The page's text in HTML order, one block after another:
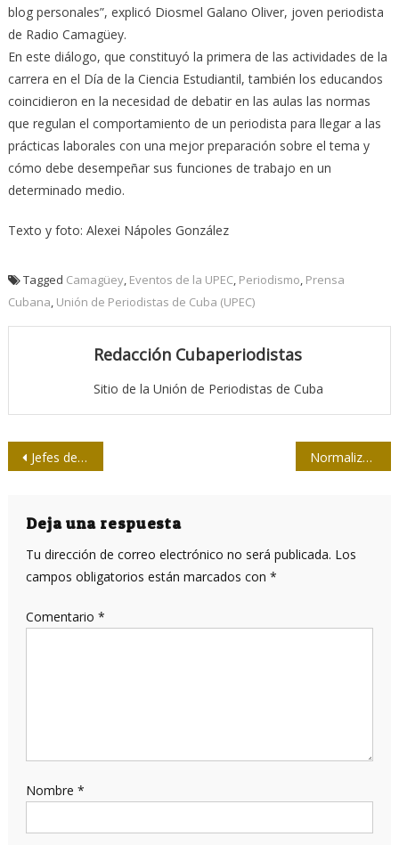
blog personales”, explicó Diosmel Galano Oliver, joven periodista
de Radio Camagüey.
En este diálogo, que constituyó la primera de las actividades de la
carrera en el Día de la Ciencia Estudiantil, también los educandos
coincidieron en la necesidad de debatir en las aulas las normas
que regulan el comportamiento de un periodista para llegar a las
prácticas laborales con una mejor preparación sobre el tema y
cómo debe desempeñar sus funciones de trabajo en un
determinado medio.
Texto y foto: Alexei Nápoles González
Tagged Camagüey, Eventos de la UPEC, Periodismo, Prensa
Cubana, Unión de Periodistas de Cuba (UPEC)
Redacción Cubaperiodistas
Sitio de la Unión de Periodistas de Cuba
Navegación
entradas
Jefes de buró Normalizar no es sinónimo de bloquear
Deja una respuesta
Tu dirección de correo electrónico no será publicada. Los
campos obligatorios están marcados con *
Comentario *
Nombre *